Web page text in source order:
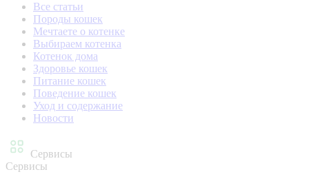
Все статьи
Породы кошек
Мечтаете о котенке
Выбираем котенка
Котенок дома
Здоровье кошек
Питание кошек
Поведение кошек
Уход и содержание
Новости
Сервисы
Сервисы